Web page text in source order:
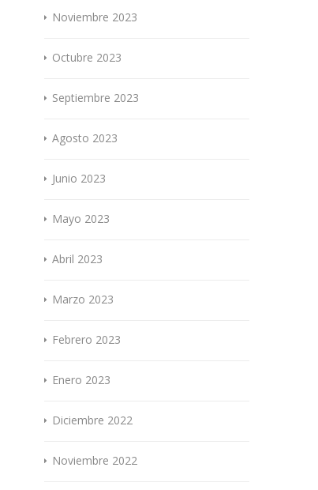
Noviembre 2023
Octubre 2023
Septiembre 2023
Agosto 2023
Junio 2023
Mayo 2023
Abril 2023
Marzo 2023
Febrero 2023
Enero 2023
Diciembre 2022
Noviembre 2022